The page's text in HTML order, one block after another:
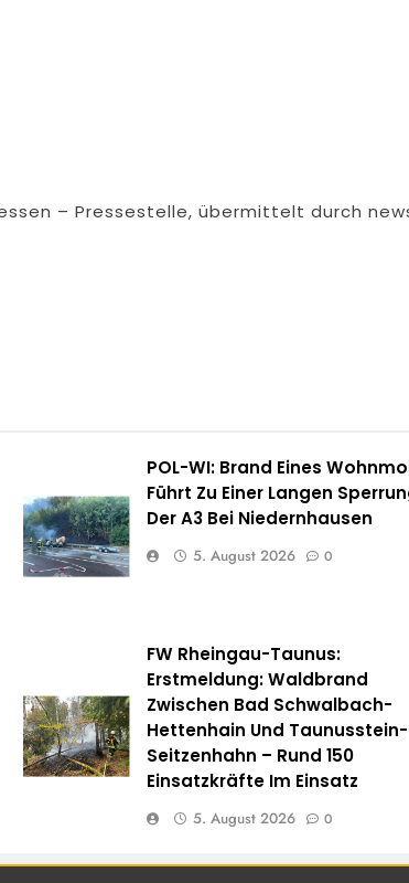
– Pressestelle, übermittelt durch
POL-WI: Brand Eines
Führt Zu Einer Langen
Der A3 Bei Niedernhausen
5. August 2026 0
FW Rheingau-Taunus:
Erstmeldung: Waldbrand
Zwischen Bad Schwalbach-
Hettenhain Und Taunusstein-
Seitzenhahn – Rund 150
Einsatzkräfte Im Einsatz
5. August 2026 0